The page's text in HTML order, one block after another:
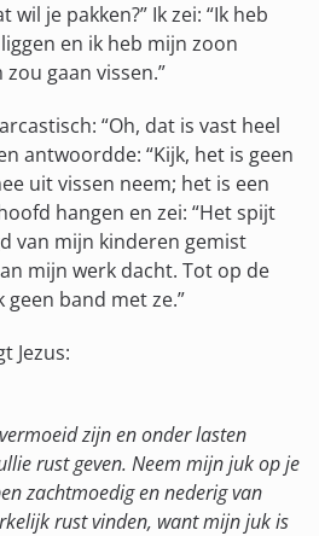
wil je pakken?” Ik zei: “Ik heb
en ik heb mijn zoon
gaan vissen.”
“Oh, dat is vast heel
antwoordde: “Kijk, het is geen
uit vissen neem; het is een
hangen en zei: “Het spijt
van mijn kinderen gemist
mijn werk dacht. Tot op de
geen band met ze.”
Jezus:
zijn en onder lasten
rust geven. Neem mijn juk op je
zachtmoedig en nederig van
rust vinden, want mijn juk is